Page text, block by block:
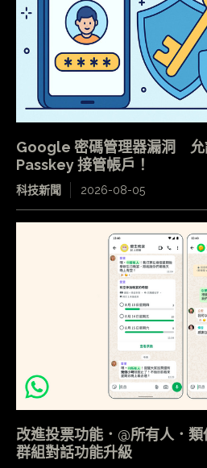
Google 密碼管理器漏洞 允
Passkey 接管帳戶！
科技新聞 2026-08-05
改進投票功能．@所有人．
群組對話功能升級